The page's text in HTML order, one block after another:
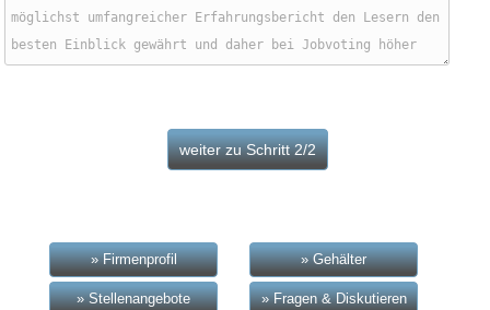
» Firmenprofil » Gehälter
» Stellenangebote » Fragen & Diskutieren